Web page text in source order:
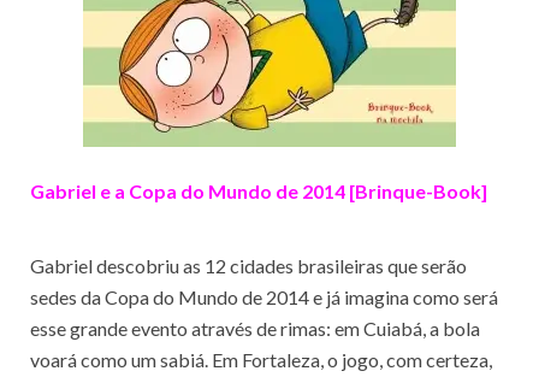
Gabriel e a Copa do Mundo de 2014 [Brinque-Book]
Gabriel descobriu as 12 cidades brasileiras que serão
sedes da Copa do Mundo de 2014 e já imagina como será
esse grande evento através de rimas: em Cuiabá, a bola
voará como um sabiá. Em Fortaleza, o jogo, com certeza,